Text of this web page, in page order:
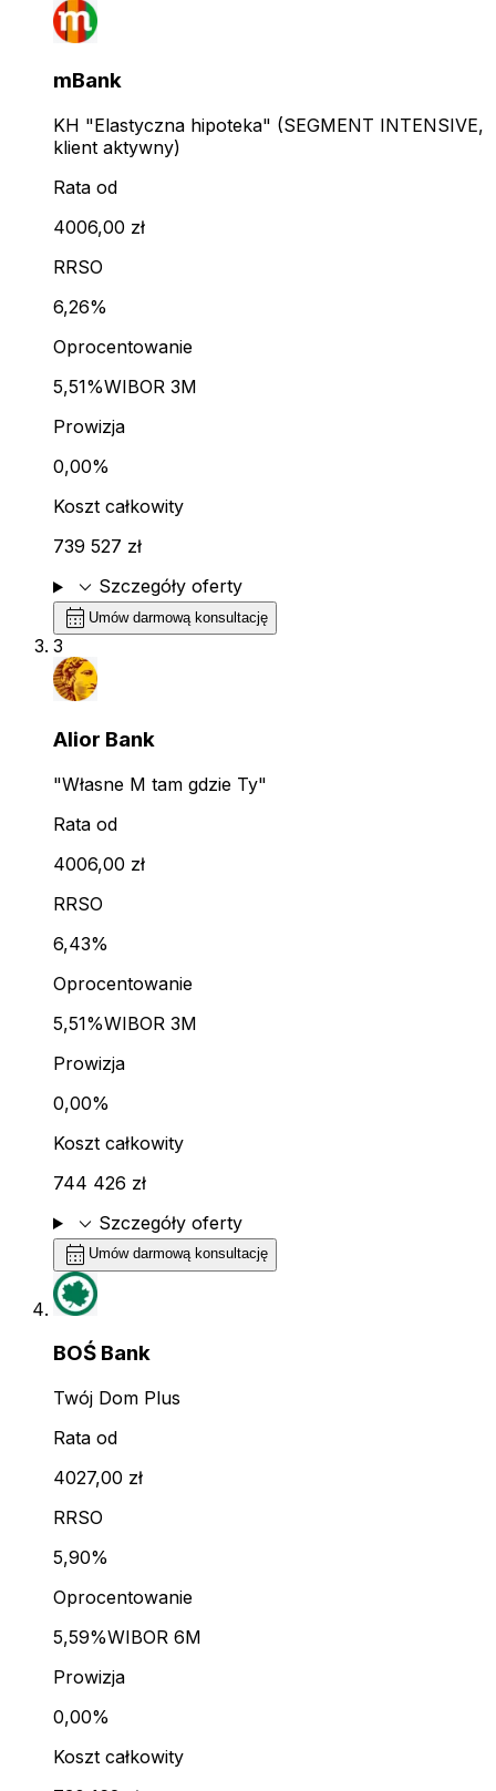
mBank
KH "Elastyczna hipoteka" (SEGMENT INTENSIVE,
klient aktywny)
Rata od
4006,00 zł
RRSO
6,26%
Oprocentowanie
5,51%WIBOR 3M
Prowizja
0,00%
Koszt całkowity
739 527 zł
expand_more Szczegóły oferty
calendar_month Umów darmową konsultację
3
Alior Bank
"Własne M tam gdzie Ty"
Rata od
4006,00 zł
RRSO
6,43%
Oprocentowanie
5,51%WIBOR 3M
Prowizja
0,00%
Koszt całkowity
744 426 zł
expand_more Szczegóły oferty
calendar_month Umów darmową konsultację
BOŚ Bank
Twój Dom Plus
Rata od
4027,00 zł
RRSO
5,90%
Oprocentowanie
5,59%WIBOR 6M
Prowizja
0,00%
Koszt całkowity